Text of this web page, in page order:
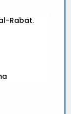
Rabat.